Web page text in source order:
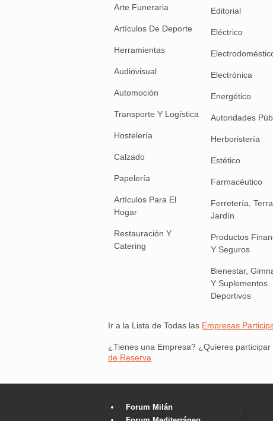
Arte Funeraria
Artículos De Deporte
Herramientas
Audiovisual
Automoción
Transporte Y Logística
Hostelería
Calzado
Papelería
Artículos Para El
Hogar
Restauración Y
Catering
Editorial
Eléctrico
Electrónica
Energético
Autoridades
Herboristería
Estético
Farmacéutico
Ferretería,
Jardín
Productos
Y Seguros
Bienestar,
Y Suplementos
Deportivos
Ir a la Lista de Todas las Empresas
¿Tienes una Empresa? ¿Quieres
de Reserva
Forum Milán